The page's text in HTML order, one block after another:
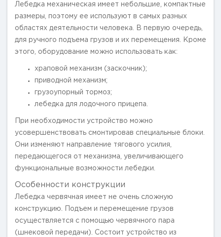
Лебедка механическая имеет небольшие, компактные
размеры, поэтому ее используют в самых разных
областях деятельности человека. В первую очередь,
для ручного подъема грузов и их перемещения. Кроме
этого, оборудование можно использовать как:
храповой механизм (заскочник);
приводной механизм;
грузоупорный тормоз;
лебедка для лодочного прицепа.
При необходимости устройство можно
усовершенствовать смонтировав специальные блоки.
Они изменяют направление тягового усилия,
передающегося от механизма, увеличивающего
функциональные возможности лебедки.
Особенности конструкции
Лебедка червячная имеет не очень сложную
конструкцию. Подъем и перемещение грузов
осуществляется с помощью червячного пара
(шнековой передачи). Состоит устройство из